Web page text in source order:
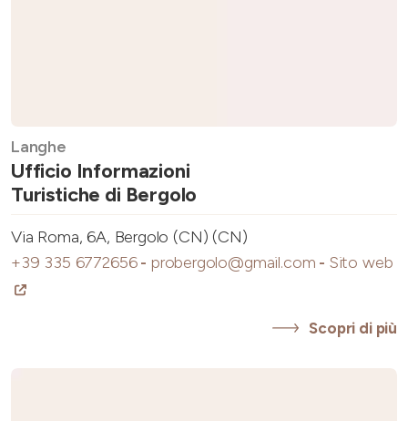
Langhe
Ufficio Informazioni
Turistiche di Bergolo
Via Roma, 6A, Bergolo (CN) (CN)
+39 335 6772656- probergolo@gmail.com - Sito web
Scopri di più